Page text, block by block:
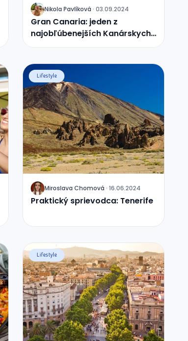
J Nikola Pavlíková · 03.09.2024
Gran Canaria: jeden z
najobľúbenejších Kanárskych
ostrovov
J Miroslava Chomová · 16.06.2024
Praktický sprievodca: Tenerife
Lifestyle
Lifestyle